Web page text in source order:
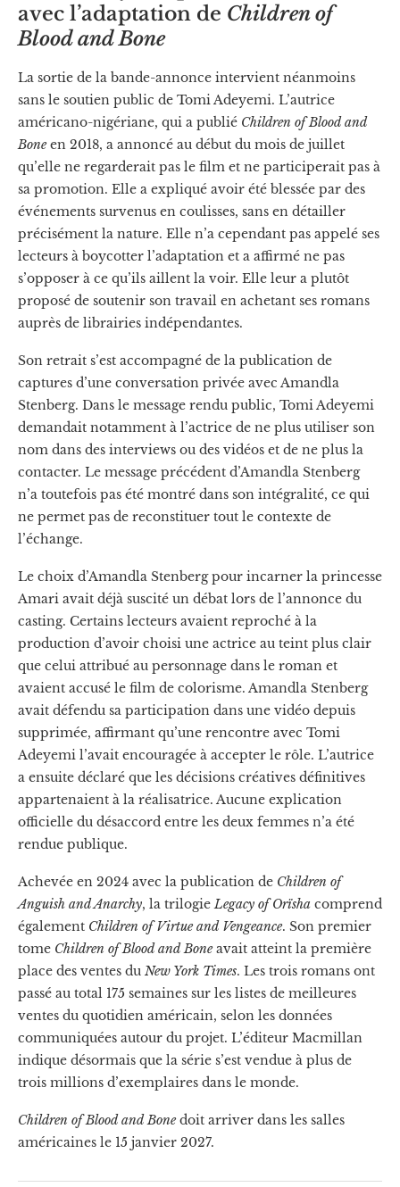
avec l’adaptation de Children of
Blood and Bone
La sortie de la bande-annonce intervient néanmoins
sans le soutien public de Tomi Adeyemi. L’autrice
américano-nigériane, qui a publié Children of Blood and
Boneen 2018, a annoncé au début du mois de juillet
qu’elle ne regarderait pas le film et ne participerait pas à
sa promotion. Elle a expliqué avoir été blessée par des
événements survenus en coulisses, sans en détailler
précisément la nature. Elle n’a cependant pas appelé ses
lecteurs à boycotter l’adaptation et a affirmé ne pas
s’opposer à ce qu’ils aillent la voir. Elle leur a plutôt
proposé de soutenir son travail en achetant ses romans
auprès de librairies indépendantes.
Son retrait s’est accompagné de la publication de
captures d’une conversation privée avec Amandla
Stenberg. Dans le message rendu public, Tomi Adeyemi
demandait notamment à l’actrice de ne plus utiliser son
nom dans des interviews ou des vidéos et de ne plus la
contacter. Le message précédent d’Amandla Stenberg
n’a toutefois pas été montré dans son intégralité, ce qui
ne permet pas de reconstituer tout le contexte de
l’échange.
Le choix d’Amandla Stenberg pour incarner la princesse
Amari avait déjà suscité un débat lors de l’annonce du
casting. Certains lecteurs avaient reproché à la
production d’avoir choisi une actrice au teint plus clair
que celui attribué au personnage dans le roman et
avaient accusé le film de colorisme. Amandla Stenberg
avait défendu sa participation dans une vidéo depuis
supprimée, affirmant qu’une rencontre avec Tomi
Adeyemi l’avait encouragée à accepter le rôle. L’autrice
a ensuite déclaré que les décisions créatives définitives
appartenaient à la réalisatrice. Aucune explication
officielle du désaccord entre les deux femmes n’a été
rendue publique.
Achevée en 2024 avec la publication de Children of
Anguish and Anarchy, la trilogieLegacy of Orïsha comprend
également Children of Virtue and Vengeance. Son premier
tome Children of Blood and Boneavait atteint la première
place des ventes du New York Times. Les trois romans ont
passé au total 175 semaines sur les listes de meilleures
ventes du quotidien américain, selon les données
communiquées autour du projet. L’éditeur Macmillan
indique désormais que la série s’est vendue à plus de
trois millions d’exemplaires dans le monde.
Children of Blood and Bonedoit arriver dans les salles
américaines le 15 janvier 2027.